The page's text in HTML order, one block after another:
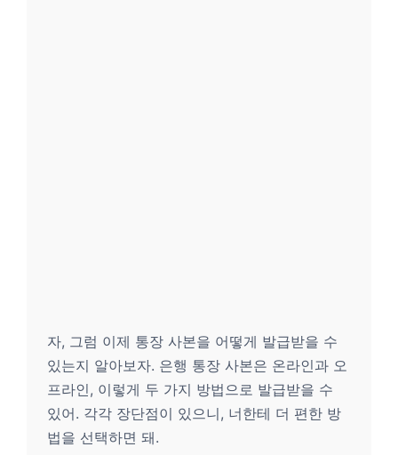
자, 그럼 이제 통장 사본을 어떻게 발급받을 수
있는지 알아보자. 은행 통장 사본은 온라인과 오
프라인, 이렇게 두 가지 방법으로 발급받을 수
있어. 각각 장단점이 있으니, 너한테 더 편한 방
법을 선택하면 돼.